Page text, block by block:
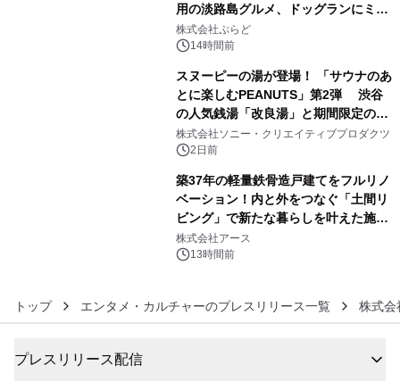
用の淡路島グルメ、ドッグランにミニ
プール グランピングとトレーラーハウ
スの2施設で
株式会社ぷらど
14時間前
スヌーピーの湯が登場！ 「サウナのあ
とに楽しむPEANUTS」第2弾 渋谷
の人気銭湯「改良湯」と期間限定のコ
ラボレーション サウナイキタイコラ
ボグッズも発売決定！
株式会社ソニー・クリエイティブプロダクツ
2日前
築37年の軽量鉄骨造戸建てをフルリノ
ベーション！内と外をつなぐ「土間リ
ビング」で新たな暮らしを叶えた施工
事例を株式会社アースが公開
株式会社アース
13時間前
トップ エンタメ・カルチャーのプレスリリース一覧 株式会
プレスリリース配信